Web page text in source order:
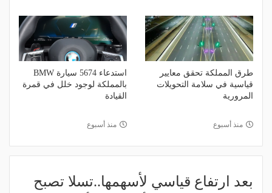
طرق المملكة تحقق معايير
قياسية في سلامة التحويلات
المرورية
منذ أسبوع
استدعاء 5674 سيارة BMW
بالمملكة لوجود خلل في قمرة
القيادة
منذ أسبوع
بعد ارتفاع قياسي لأسهمها..تسلا تصبح